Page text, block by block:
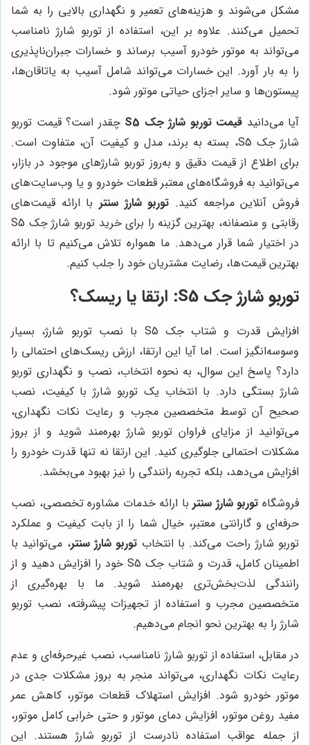
مشکل می‌شوند و هزینه‌های تعمیر و نگهداری بالایی را به شما
تحمیل می‌کنند. علاوه بر این، استفاده از توربو شارژ نامناسب
می‌تواند به موتور خودرو آسیب برساند و خسارات جبران‌ناپذیری
را به بار آورد. این خسارات می‌تواند شامل آسیب به یاتاقان‌ها،
پیستون‌ها و سایر اجزای حیاتی موتور شود.
آیا می‌دانید قیمت توربو شارژ جک S5
چقدر است؟ قیمت توربو
شارژ جک S5، بسته به برند، مدل و کیفیت آن، متفاوت است.
برای اطلاع از قیمت دقیق و به‌روز توربو شارژهای موجود در بازار،
می‌توانید به فروشگاه‌های معتبر قطعات خودرو و یا وب‌سایت‌های
فروش آنلاین مراجعه کنید. توربو شارژ سنتر با ارائه قیمت‌های
رقابتی و منصفانه، بهترین گزینه را برای خرید توربو شارژ جک S5
در اختیار شما قرار می‌دهد. ما همواره تلاش می‌کنیم تا با ارائه
بهترین قیمت‌ها، رضایت مشتریان خود را جلب کنیم.
توربو شارژ جک S5: ارتقا یا ریسک؟
افزایش قدرت و شتاب جک S5 با نصب توربو شارژ، بسیار
وسوسه‌انگیز است. اما آیا این ارتقا، ارزش ریسک‌های احتمالی را
دارد؟ پاسخ این سوال، به نحوه انتخاب، نصب و نگهداری توربو
شارژ بستگی دارد. با انتخاب یک توربو شارژ با کیفیت، نصب
صحیح آن توسط متخصصین مجرب و رعایت نکات نگهداری،
می‌توانید از مزایای فراوان توربو شارژ بهره‌مند شوید و از بروز
مشکلات احتمالی جلوگیری کنید. این ارتقا نه تنها قدرت خودرو را
افزایش می‌دهد، بلکه تجربه رانندگی را نیز بهبود می‌بخشد.
فروشگاه توربو شارژ سنتر با ارائه خدمات مشاوره تخصصی، نصب
حرفه‌ای و گارانتی معتبر، خیال شما را از بابت کیفیت و عملکرد
توربو شارژ راحت می‌کند. با انتخاب توربو شارژ سنتر، می‌توانید با
اطمینان کامل، قدرت و شتاب جک S5 خود را افزایش دهید و از
رانندگی لذت‌بخش‌تری بهره‌مند شوید. ما با بهره‌گیری از
متخصصین مجرب و استفاده از تجهیزات پیشرفته، نصب توربو
شارژ را به بهترین نحو انجام می‌دهیم.
در مقابل، استفاده از توربو شارژ نامناسب، نصب غیرحرفه‌ای و عدم
رعایت نکات نگهداری، می‌تواند منجر به بروز مشکلات جدی در
موتور خودرو شود. افزایش استهلاک قطعات موتور، کاهش عمر
مفید روغن موتور، افزایش دمای موتور و حتی خرابی کامل موتور،
از جمله عواقب استفاده نادرست از توربو شارژ هستند. این